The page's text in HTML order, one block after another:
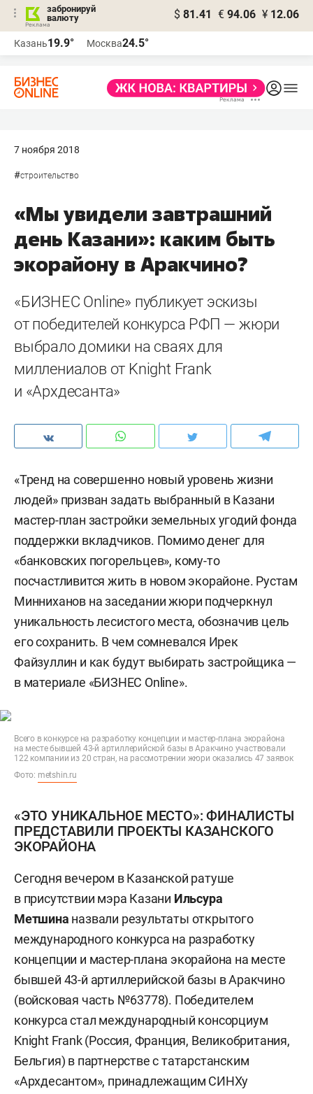
забронируй
валюту
$ 81.41 € 94.06 ¥ 12.06
Казань19.9° Москва24.5°
7 ноября 2018
#строительство
«Мы увидели завтрашний
день Казани»: каким быть
экорайону в Аракчино?
«БИЗНЕС Online» публикует эскизы
от победителей конкурса РФП — жюри
выбрало домики на сваях для
миллениалов от Knight Frank
и «Архдесанта»
«Тренд на совершенно новый уровень жизни
людей» призван задать выбранный в Казани
мастер-план застройки земельных угодий фонда
поддержки вкладчиков. Помимо денег для
«банковских погорельцев», кому-то
посчастливится жить в новом экорайоне. Рустам
Минниханов на заседании жюри подчеркнул
уникальность лесистого места, обозначив цель
его сохранить. В чем сомневался Ирек
Файзуллин и как будут выбирать застройщика —
в материале «БИЗНЕС Online».
Всего в конкурсе на разработку концепции и мастер-плана экорайона
на месте бывшей 43-й артиллерийской базы в Аракчино участвовали
122 компании из 20 стран, на рассмотрении жюри оказались 47 заявок
Фото: metshin.ru
«ЭТО УНИКАЛЬНОЕ МЕСТО»: ФИНАЛИСТЫ
ПРЕДСТАВИЛИ ПРОЕКТЫ КАЗАНСКОГО
ЭКОРАЙОНА
Сегодня вечером в Казанской ратуше
в присутствии мэра Казани Ильсура
Метшина назвали результаты открытого
международного конкурса на разработку
концепции и мастер-плана экорайона на месте
бывшей 43-й артиллерийской базы в Аракчино
(войсковая часть №63778). Победителем
конкурса стал международный консорциум
Knight Frank (Россия, Франция, Великобритания,
Бельгия) в партнерстве с татарстанским
«Архдесантом», принадлежащим СИНХу